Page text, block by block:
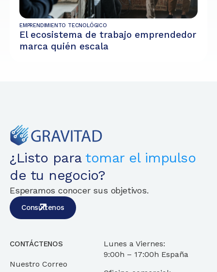
EMPRENDIMIENTO TECNOLÓGICO
El ecosistema de trabajo emprendedor
marca quién escala
¿Listo para tomar el impulso
de tu negocio?
Esperamos conocer sus objetivos.
Consúltenos
CONTÁCTENOS
Nuestro Correo
Lunes a Viernes:
9:00h – 17:00h España